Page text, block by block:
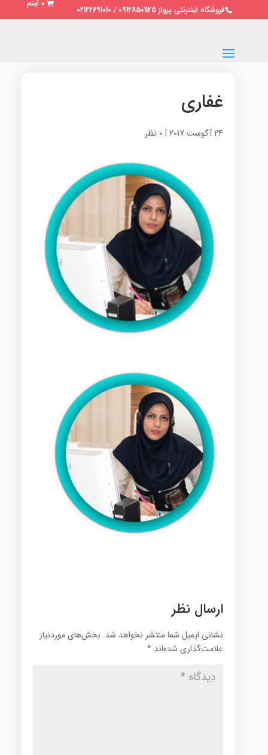
فروشگاه اینترنتی پرواز 09128501125 / 02122691010
0 آیتم
غفاری
24 آگوست 2017 | 0 نظر
ارسال نظر
نشانی ایمیل شما منتشر نخواهد شد. بخش‌های موردنیاز
علامت‌گذاری شده‌اند *